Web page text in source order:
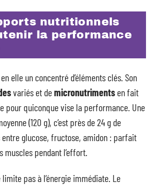
nutritionnels
la performance
elle un concentré d’éléments clés. Son
variés et demicronutriments en fait
pour quiconque vise la performance. Une
(120 g), c’est près de 24 g de
glucose, fructose, amidon : parfait
pendant l’effort.
pas à l’énergie immédiate. Le